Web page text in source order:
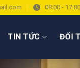
08:00 - 17:00
TIN TỨC ĐỐI